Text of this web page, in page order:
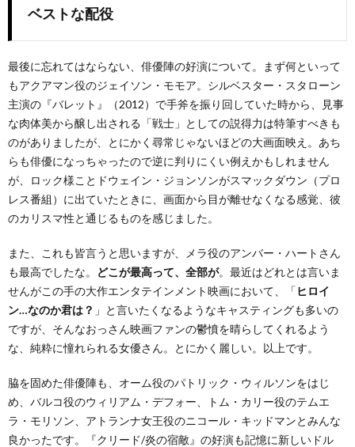
ベストな配役
最後に忘れてはならない、俳優陣の好演について。まず何といって
もアクアマン役のジェイソン・モモア。シルベスター・スタローン
主演の『バレット』（2012）で手斧を振り回していた時から、見事
な肉体美から醸し出される「戦士」としての説得力は特筆すべきも
のがありましたが、とにかく尋常じゃないほどの大画面映え。あち
らも俳優になっちゃったので逆に判りにくい例えかもしれません
が、ロック様ことドウェイン・ジョンソンがスマックダウン（プロ
レス番組）に出ていたときに、画面から目が離せなくなる感覚、彼
のカリスマ性と通じるものを感じました。
また、これも皆言うと思いますが、メラ役のアンバー・ハートさん
も最高でしたな。
どこが最高って、全部が。最近はどれとは言いま
せんがこの手の大作エンタテインメント映画において、「ヒロイ
ン…なのか君は？ 」と言いたくなるようなキャスティングも多いの
ですが、そんなおっさん映画ファンの鬱憤を晴らしてくれるよう
な、純粋に憧れられる女優さん。とにかく麗しい。以上です。
脇を固めた俳優陣も、オーム役のパトリック・ウィルソンをはじ
め、バルコ役のウィリアム・デフォー、トム・カリー役のテムエ
ラ・モリソン、アトランナ女王役のニコール・キッドマンとみんな
良かったです。『クリード/炎の宿敵』の好演も記憶に新しいドル